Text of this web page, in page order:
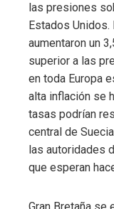
las presiones
Estados
aumentaron un
superior a las
en toda Europa
alta inflación se
tasas podrían
central de
las autoridades
que esperan